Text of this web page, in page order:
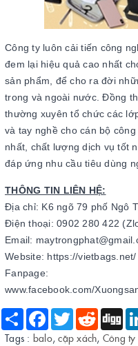
Công ty luôn cải tiến công
đem lại hiệu quả cao nhất
sản phẩm, để cho ra đời
trong và ngoài nước. Đồng
thường xuyên tổ chức các
và tay nghề cho cán bộ
nhất, chất lượng dịch vụ tốt
đáp ứng nhu cầu tiêu dùng
THÔNG TIN LIÊN HỆ:
Địa chỉ: K6 ngõ 79 phố Ngô
Điện thoại: 0902 280 422
Email:
Website: https://vietbags.net/
Fanpage:
www.facebook.com/
Share Facebook
Twitter Reddit
Tags : balo,cặp xách, Công